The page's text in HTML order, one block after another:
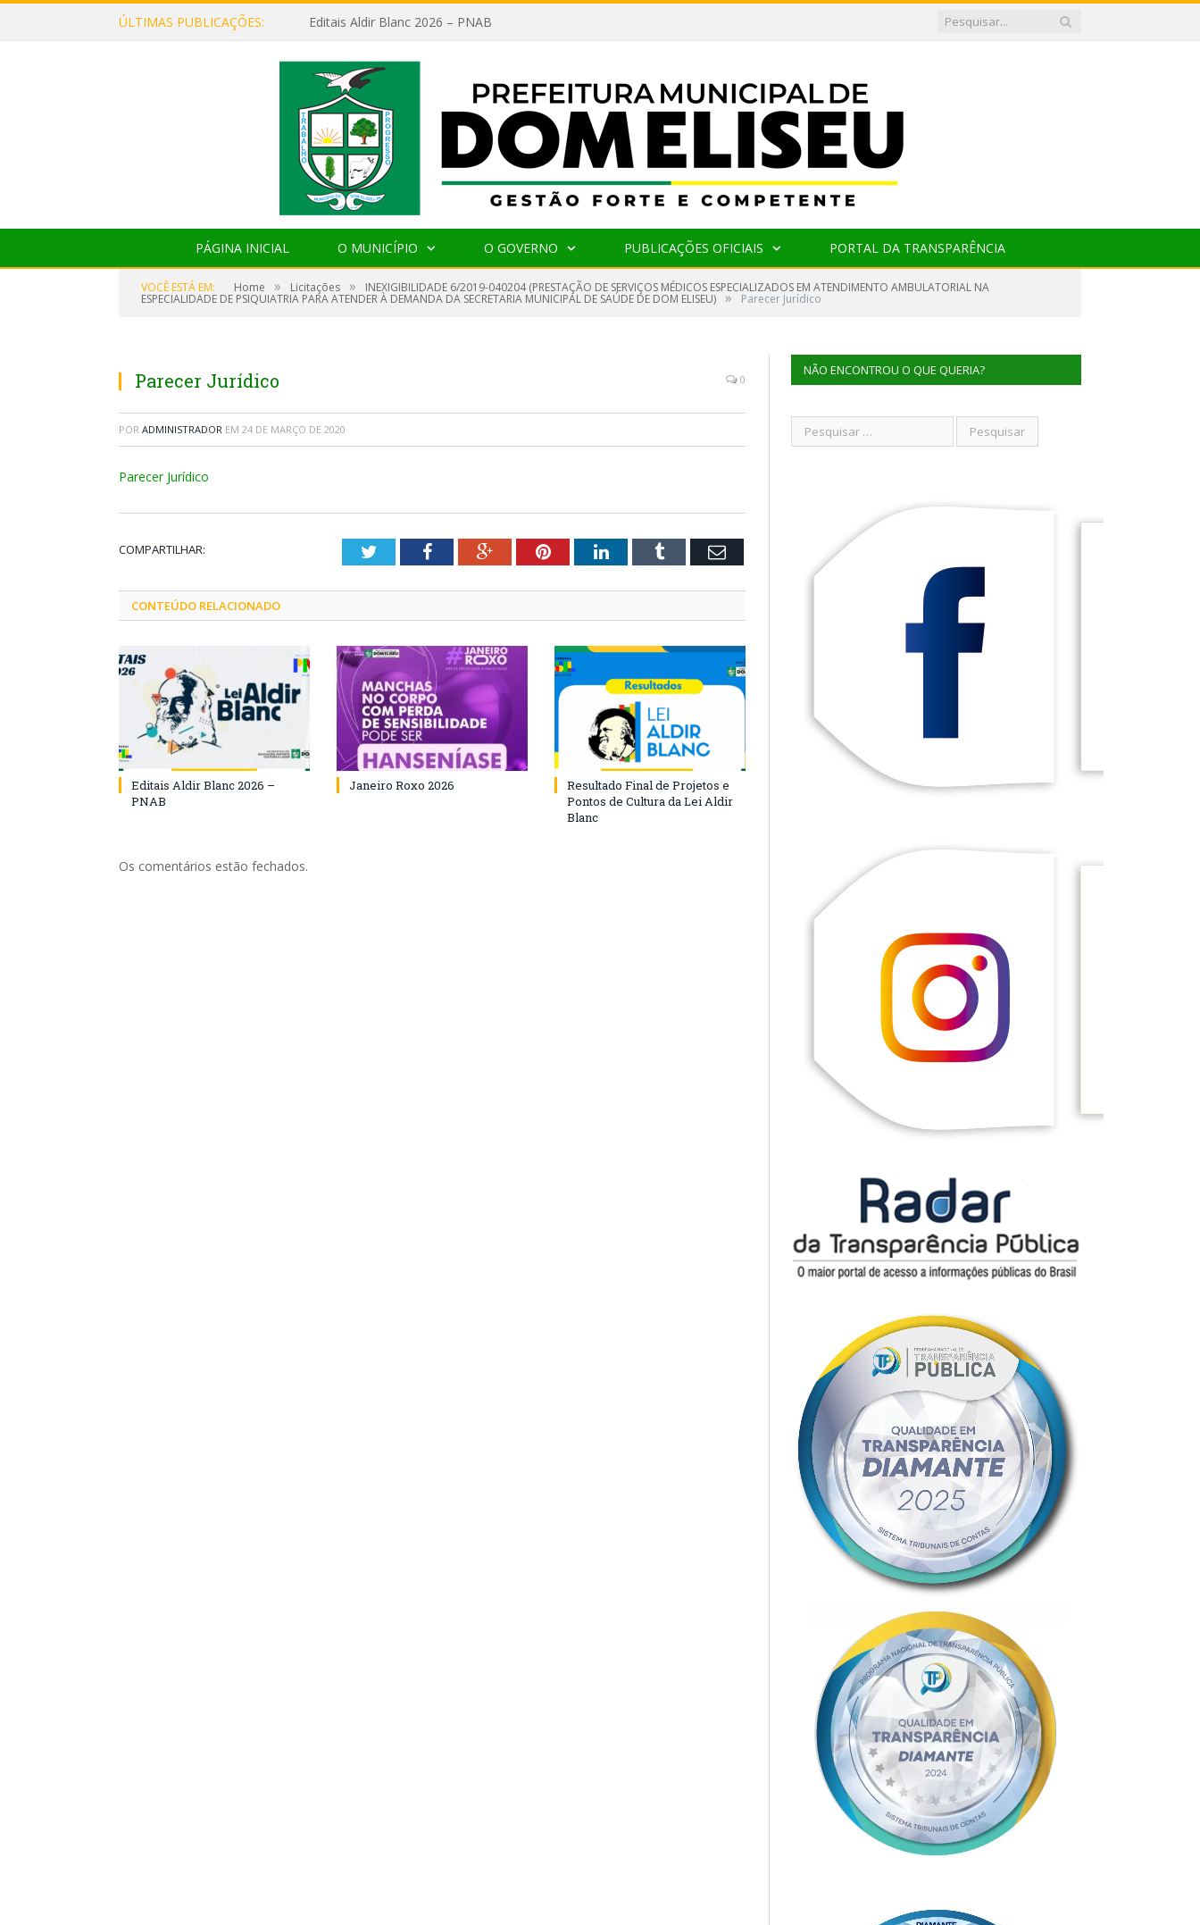
ÚLTIMAS PUBLICAÇÕES: Editais Aldir Blanc 2026 – PNAB
PÁGINA INICIAL O MUNICÍPIO O GOVERNO PUBLICAÇÕES OFICIAIS PORTAL DA TRANSPARÊNCIA
VOCÊ ESTÁ EM: Home » Licitações » INEXIGIBILIDADE 6/2019-040204 (PRESTAÇÃO DE SERVIÇOS MÉDICOS ESPECIALIZADOS EM ATENDIMENTO AMBULATORIAL NA
ESPECIALIDADE DE PSIQUIATRIA PARA ATENDER À DEMANDA DA SECRETARIA MUNICIPAL DE SAÚDE DE DOM ELISEU) » Parecer Jurídico
Parecer Jurídico 0
POR ADMINISTRADOR EM 24 DE MARÇO DE 2020
Parecer Jurídico
COMPARTILHAR: TwitterFacebookGoogle+PinterestLinkedInTumblr Email
CONTEÚDO RELACIONADO
Editais Aldir Blanc 2026 –
PNAB
Janeiro Roxo 2026
Resultado Final de Projetos e
Pontos de Cultura da Lei Aldir
Blanc
Os comentários estão fechados.
NÃO ENCONTROU O QUE QUERIA?